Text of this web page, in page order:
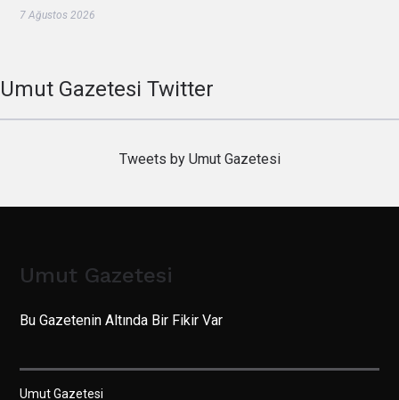
7 Ağustos 2026
Umut Gazetesi Twitter
Tweets by Umut Gazetesi
Umut Gazetesi
Bu Gazetenin Altında Bir Fikir Var
Umut Gazetesi